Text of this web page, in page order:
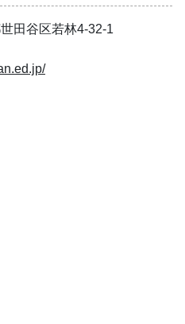
田谷区若林4-32-1